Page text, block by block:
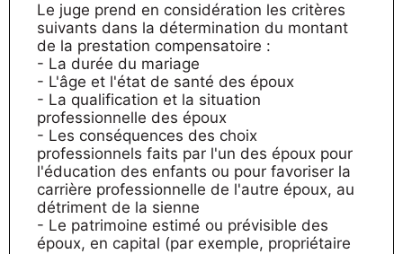
Le juge prend en considération les critères
suivants dans la détermination du montant
de la prestation compensatoire :
- La durée du mariage
- L'âge et l'état de santé des époux
- La qualification et la situation
professionnelle des époux
- Les conséquences des choix
professionnels faits par l'un des époux pour
l'éducation des enfants ou pour favoriser la
carrière professionnelle de l'autre époux, au
détriment de la sienne
- Le patrimoine estimé ou prévisible des
époux, en capital (par exemple, propriétaire